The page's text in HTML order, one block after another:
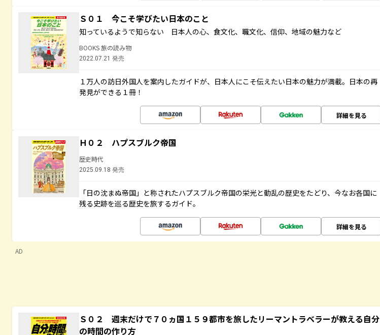
Ｓ０１ 今こそ学びたい日本のこと
知っているようで知らない 日本人の心、食文化、職文化、信仰、地域の魅力など
BOOKS 旅の読み物
2022.07.21 発売
１万人の訪日外国人を案内したガイドが、日本人にこそ伝えたい日本の魅力が満載。日本の再
発見ができる１冊！
詳細を見る
Ｈ０２ ハプスブルク帝国
歴史時代
2025.09.18 発売
「日の沈まぬ帝国」と称されたハプスブルク帝国の栄光と動乱の歴史をたどり、今なお各国に
残る史跡を巡る歴史を旅するガイド。
詳細を見る
AD
Ｓ０２ 週末だけで７０ヵ国１５９都市を旅したリーマントラベラーが教える自分
の時間の作り方